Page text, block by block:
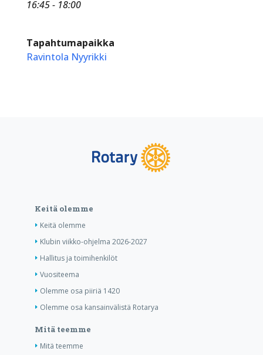
16:45 - 18:00
Tapahtumapaikka
Ravintola Nyyrikki
Keitä olemme
Keitä olemme
Klubin viikko-ohjelma 2026-2027
Hallitus ja toimihenkilöt
Vuositeema
Olemme osa piiriä 1420
Olemme osa kansainvälistä Rotarya
Mitä teemme
Mitä teemme